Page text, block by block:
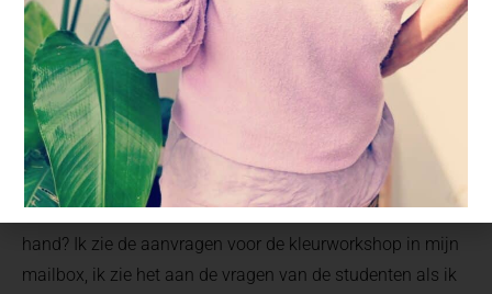
13 mei 2022
Het zindert. Er lijkt wel een tsunami van verandering in de
lucht te hangen en dat maakt me alert. Wat is er aan de
hand? Ik zie de aanvragen voor de kleurworkshop in mijn
mailbox, ik zie het aan de vragen van de studenten als ik